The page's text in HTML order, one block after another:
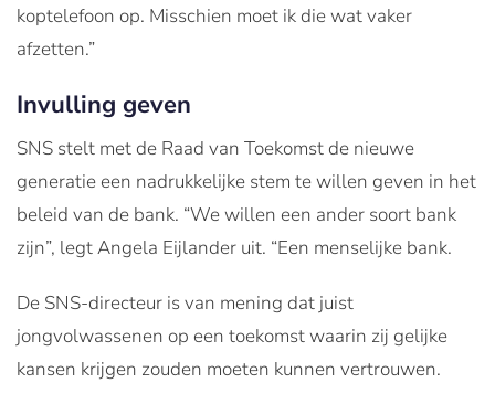
koptelefoon op. Misschien moet ik die wat vaker
afzetten.”
Invulling geven
SNS stelt met de Raad van Toekomst de nieuwe
generatie een nadrukkelijke stem te willen geven in het
beleid van de bank. “We willen een ander soort bank
zijn”, legt Angela Eijlander uit. “Een menselijke bank.
De SNS-directeur is van mening dat juist
jongvolwassenen op een toekomst waarin zij gelijke
kansen krijgen zouden moeten kunnen vertrouwen.